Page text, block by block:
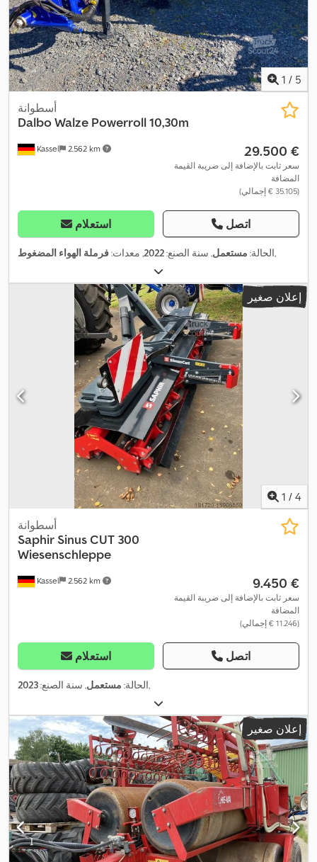
1 / 5
Kassel 2.562 km
أسطوانة
DalboWalze Powerroll 10,30m
‏29.500 €
سعر ثابت بالإضافة إلى ضريبة القيمة
المضافة
(‏35.105 € إجمالي)
استعلام اتصل
الحالة: مستعمل, سنة الصنع:2022, معدات:فرملة الهواء المضغوط ,
إعلان صغير
1 / 4
Kassel 2.562 km
أسطوانة
Saphir Sinus CUT 300
Wiesenschleppe
‏9.450 €
سعر ثابت بالإضافة إلى ضريبة القيمة
المضافة
(‏11.246 € إجمالي)
استعلام اتصل
الحالة: مستعمل, سنة الصنع:2023 ,
إعلان صغير